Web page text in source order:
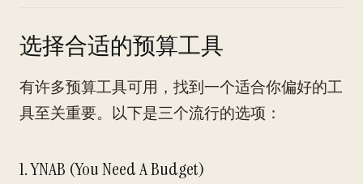
选择合适的预算工具
有许多预算工具可用，找到一个适合你偏好的工
具至关重要。以下是三个流行的选项：
1. YNAB (You Need A Budget)